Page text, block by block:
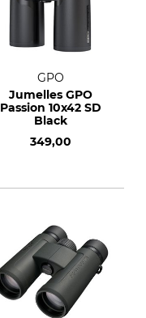
GPO
Jumelles GPO
Passion 10x42 SD
Black
349,00